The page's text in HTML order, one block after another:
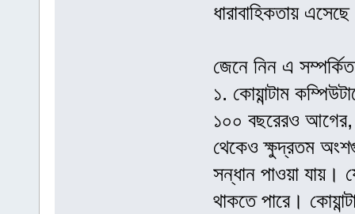
ধারাবাহিকতায়
জেনে নিন এ
১. কোয়ান্টাম
১০০ বছরেরও আগের,
থেকেও ক্ষুদ্রতম
সন্ধান পাওয়া যায়।
থাকতে পারে।